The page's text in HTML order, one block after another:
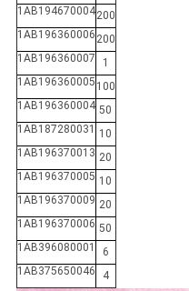
1AB194670004200
1AB196360006 200
1AB196360007
1
1AB196360005 100
1AB196360004 50
1AB187280031 10
1AB196370013 20
1AB196370005 10
1AB196370009 20
1AB196370006 50
1AB396080001
6
1AB375650046
4